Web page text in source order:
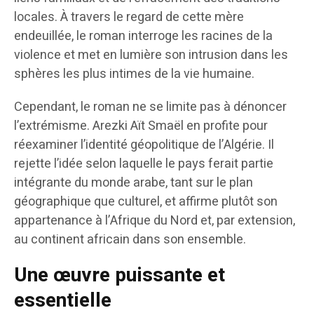
locales. À travers le regard de cette mère
endeuillée, le roman interroge les racines de la
violence et met en lumière son intrusion dans les
sphères les plus intimes de la vie humaine.
Cependant, le roman ne se limite pas à dénoncer
l’extrémisme. Arezki Aït Smaël en profite pour
réexaminer l’identité géopolitique de l’Algérie. Il
rejette l’idée selon laquelle le pays ferait partie
intégrante du monde arabe, tant sur le plan
géographique que culturel, et affirme plutôt son
appartenance à l’Afrique du Nord et, par extension,
au continent africain dans son ensemble.
Une œuvre puissante et
essentielle